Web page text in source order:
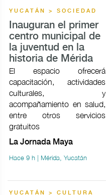
YUCATÁN > SOCIEDAD
Inauguran el primer
centro municipal de
la juventud en la
historia de Mérida
El espacio ofrecerá
capacitación, actividades
culturales, y
acompañamiento en salud,
entre otros servicios
gratuitos
La Jornada Maya
Hace 9 h | Mérida, Yucatán
YUCATÁN > CULTURA